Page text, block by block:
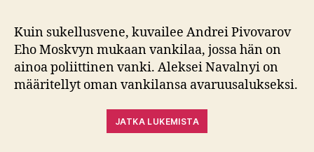
Kuin sukellusvene, kuvailee Andrei Pivovarov
Eho Moskvyn mukaan vankilaa, jossa hän on
ainoa poliittinen vanki. Aleksei Navalnyi on
määritellyt oman vankilansa avaruusalukseksi.
JATKA LUKEMISTA